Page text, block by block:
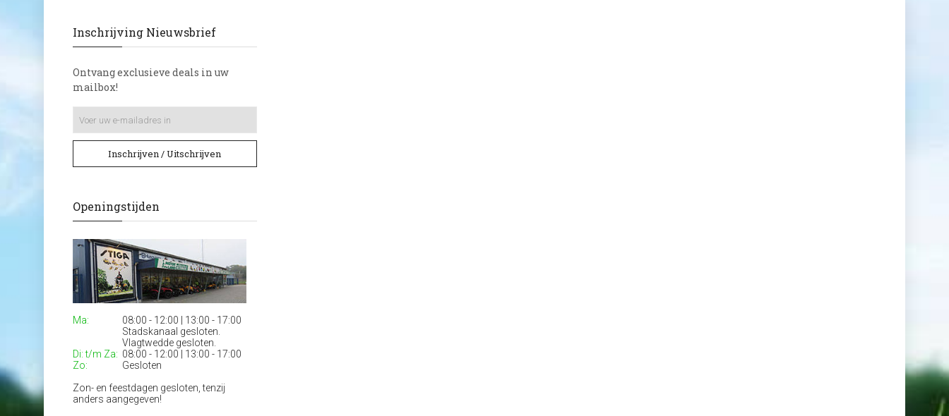
Inschrijving Nieuwsbrief
Ontvang exclusieve deals in uw
mailbox!
Inschrijven / Uitschrijven
Openingstijden
Ma:
08:00 - 12:00 | 13:00 - 17:00
Stadskanaal gesloten.
Vlagtwedde gesloten.
Di: t/m Za: 08:00 - 12:00 | 13:00 - 17:00
Zo:
Gesloten
Zon- en feestdagen gesloten, tenzij
anders aangegeven!